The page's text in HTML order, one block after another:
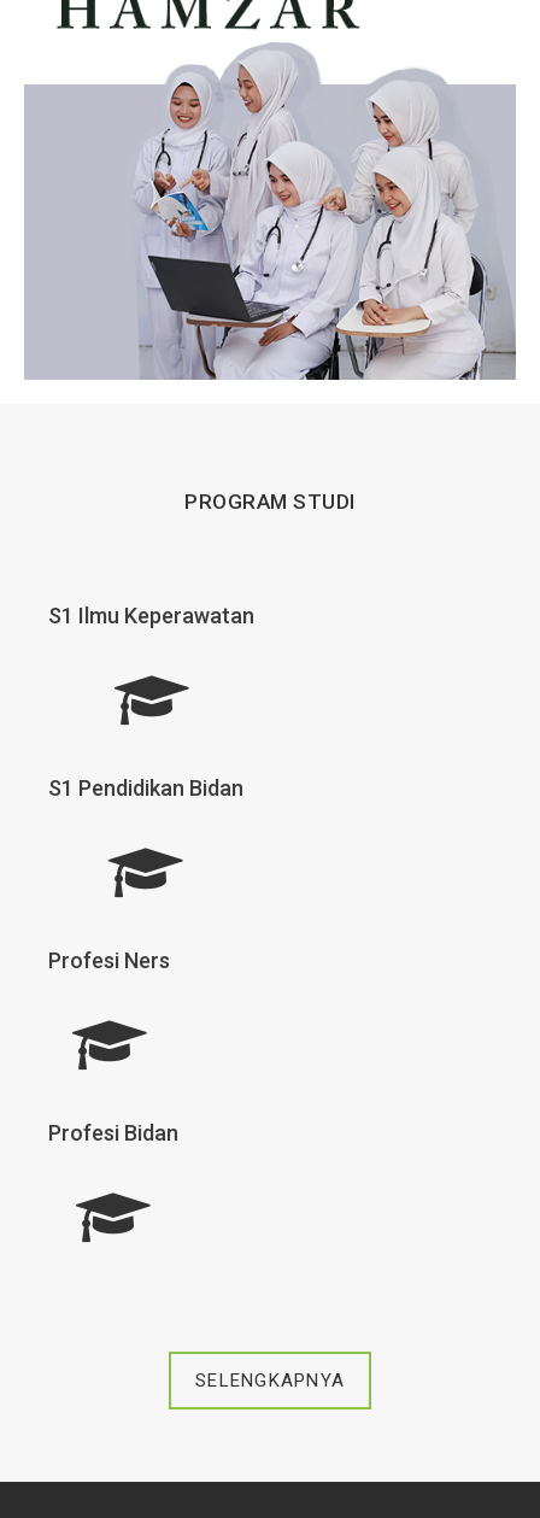
PROGRAM STUDI
S1 Ilmu Keperawatan
S1 Pendidikan Bidan
Profesi Ners
Profesi Bidan
SELENGKAPNYA